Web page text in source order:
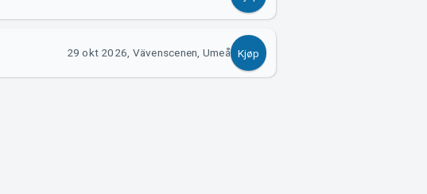
29 okt 2026, Vävenscenen, Umeå Kjøp